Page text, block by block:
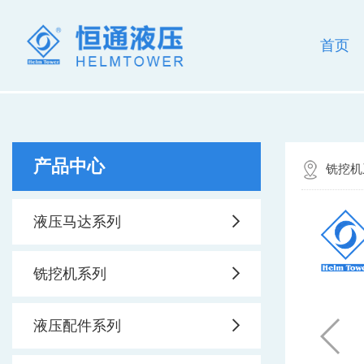
首页
产品中心
液压马达系列
铣挖机系列
液压配件系列
铣挖